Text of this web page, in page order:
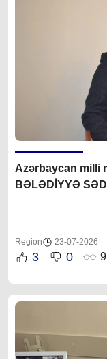
Azərbaycan milli
BƏLƏDİYYƏ
Region 23-07-2026
3 0